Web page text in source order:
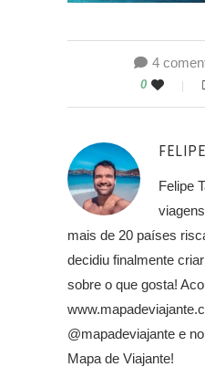
4
0
Felipe
mais de 20 países
decidiu finalmente
sobre o que gosta!
@mapadeviajante e
Mapa de Viajante!